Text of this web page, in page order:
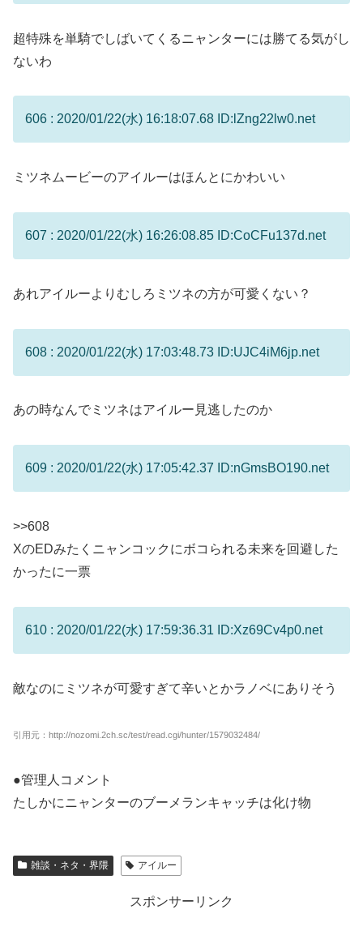
超特殊を単騎でしばいてくるニャンターには勝てる気がし
ないわ
606 : 2020/01/22(水) 16:18:07.68 ID:lZng22lw0.net
ミツネムービーのアイルーはほんとにかわいい
607 : 2020/01/22(水) 16:26:08.85 ID:CoCFu137d.net
あれアイルーよりむしろミツネの方が可愛くない？
608 : 2020/01/22(水) 17:03:48.73 ID:UJC4iM6jp.net
あの時なんでミツネはアイルー見逃したのか
609 : 2020/01/22(水) 17:05:42.37 ID:nGmsBO190.net
>>608
XのEDみたくニャンコックにボコられる未来を回避した
かったに一票
610 : 2020/01/22(水) 17:59:36.31 ID:Xz69Cv4p0.net
敵なのにミツネが可愛すぎて辛いとかラノベにありそう
引用元：http://nozomi.2ch.sc/test/read.cgi/hunter/1579032484/
●管理人コメント
たしかにニャンターのブーメランキャッチは化け物
雑談・ネタ・界隈 アイルー
スポンサーリンク